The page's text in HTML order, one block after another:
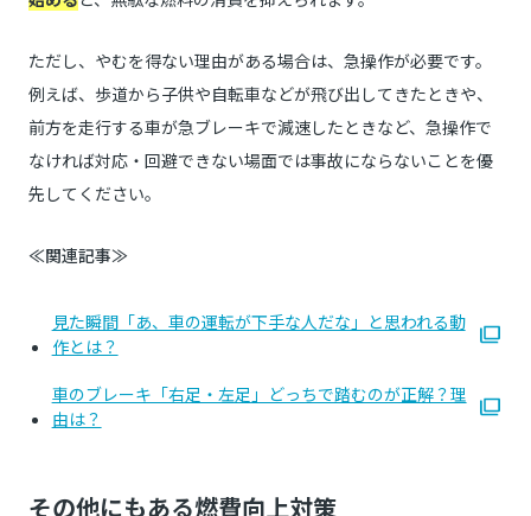
ただし、やむを得ない理由がある場合は、急操作が必要です。
例えば、歩道から子供や自転車などが飛び出してきたときや、
前方を走行する車が急ブレーキで減速したときなど、急操作で
なければ対応・回避できない場面では事故にならないことを優
先してください。
≪関連記事≫
見た瞬間「あ、車の運転が下手な人だな」と思われる動
作とは？
車のブレーキ「右足・左足」どっちで踏むのが正解？理
由は？
その他にもある燃費向上対策